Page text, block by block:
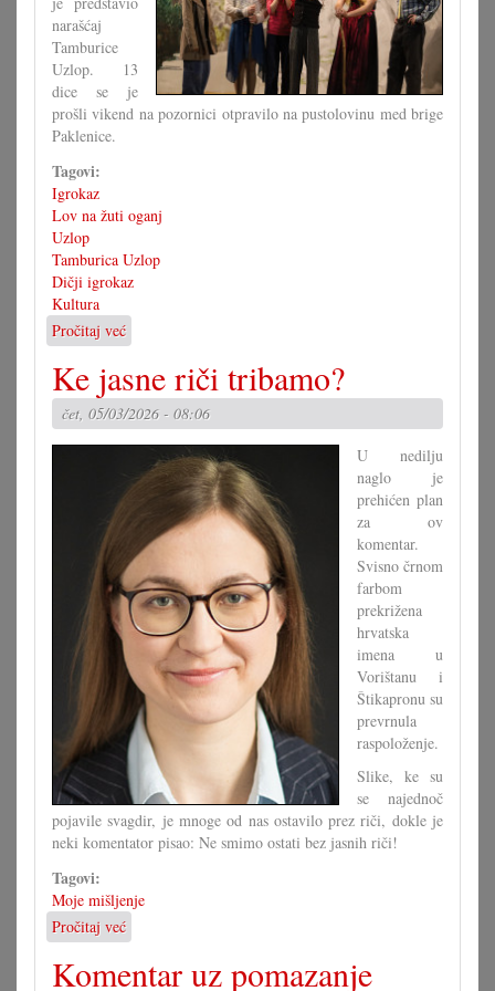
narašćaj
Tamburice
Uzlop. 13
dice se je
prošli vikend na pozornici otpravilo na pustolovinu med brige
Paklenice.
Tagovi:
Igrokaz
Lov na žuti oganj
Uzlop
Tamburica Uzlop
Dičji igrokaz
Kultura
Pročitaj već
Tamburaški
narašćaj
oduševio
publiku
Ke jasne riči tribamo?
čet, 05/03/2026 - 08:06
U nedilju
naglo je
prehićen plan
za ov
komentar.
Svisno črnom
farbom
prekrižena
hrvatska
imena u
Vorištanu i
Štikapronu su
prevrnula
raspoloženje.
Slike, ke su
se najednoč
pojavile svagdir, je mnoge od nas ostavilo prez riči, dokle je
neki komentator pisao: Ne smimo ostati bez jasnih riči!
Tagovi:
Moje mišljenje
Pročitaj već
Ke
jasne
Komentar uz pomazanje